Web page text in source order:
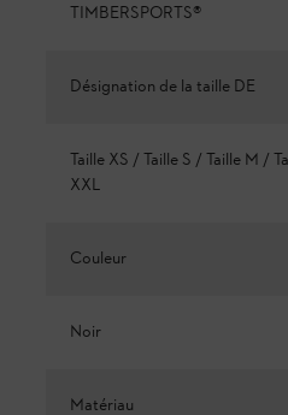
TIMBERSPORTS®
Désignation de la taille DE
Taille XS / Taille S / Taille M /
XXL
Couleur
Noir
Matériau